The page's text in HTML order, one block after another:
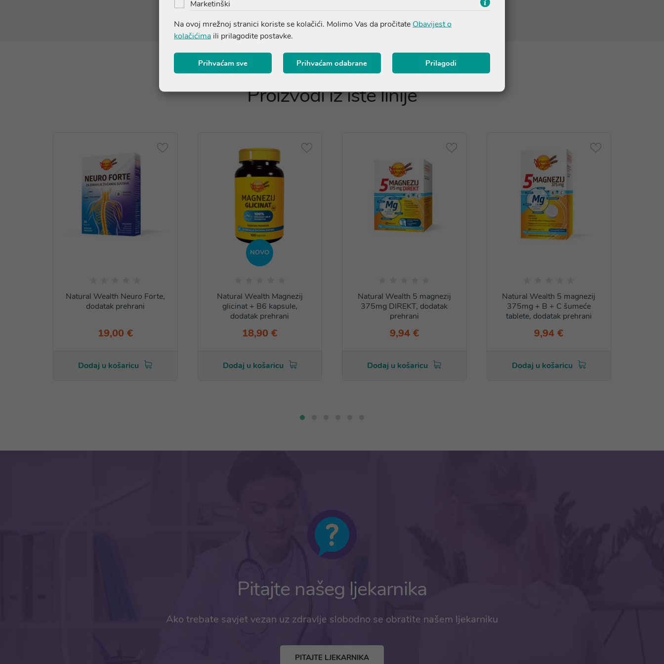
Proizvodi iz iste linije
Natural Wealth Neuro Forte,
dodatak prehrani
19,00 €
Dodaj u košaricu
NOVO
Natural Wealth Magnezij
glicinat + B6 kapsule,
dodatak prehrani
18,90 €
Dodaj u košaricu
Natural Wealth 5 magnezij
375mg DIREKT, dodatak
prehrani
9,94 €
Dodaj u košaricu
Natural Wealth 5 magnezij
375mg + B + C šumeće
tablete, dodatak prehrani
9,94 €
Dodaj u košaricu
Pitajte našeg ljekarnika
Ako trebate savjet vezan uz zdravlje slobodno se obratite našem ljekarniku
PITAJTE LJEKARNIKA
Marketinški
Na ovoj mrežnoj stranici koriste se kolačići. Molimo Vas da pročitateObavijest o
kolačićima ili prilagodite postavke.
Prihvaćam sve Prihvaćam odabrane Prilagodi